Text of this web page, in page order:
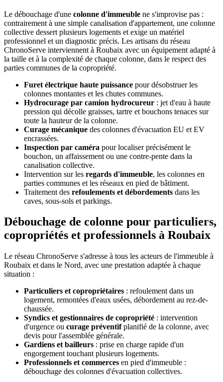
Le débouchage d'une colonne d'immeuble ne s'improvise pas :
contrairement à une simple canalisation d'appartement, une colonne
collective dessert plusieurs logements et exige un matériel
professionnel et un diagnostic précis. Les artisans du réseau
ChronoServe interviennent à Roubaix avec un équipement adapté à
la taille et à la complexité de chaque colonne, dans le respect des
parties communes de la copropriété.
Furet électrique haute puissance pour désobstruer les
colonnes montantes et les chutes communes.
Hydrocurage par camion hydrocureur : jet d'eau à haute
pression qui décolle graisses, tartre et bouchons tenaces sur
toute la hauteur de la colonne.
Curage mécanique des colonnes d'évacuation EU et EV
encrassées.
Inspection par caméra pour localiser précisément le
bouchon, un affaissement ou une contre-pente dans la
canalisation collective.
Intervention sur les regards d'immeuble, les colonnes en
parties communes et les réseaux en pied de bâtiment.
Traitement des refoulements et débordements dans les
caves, sous-sols et parkings.
Débouchage de colonne pour particuliers,
copropriétés et professionnels à Roubaix
Le réseau ChronoServe s'adresse à tous les acteurs de l'immeuble à
Roubaix et dans le Nord, avec une prestation adaptée à chaque
situation :
Particuliers et copropriétaires : refoulement dans un
logement, remontées d'eaux usées, débordement au rez-de-
chaussée.
Syndics et gestionnaires de copropriété : intervention
d'urgence ou curage préventifplanifié de la colonne, avec
devis pour l'assemblée générale.
Gardiens et bailleurs : prise en charge rapide d'un
engorgement touchant plusieurs logements.
Professionnels et commerces en pied d'immeuble :
débouchage des colonnes d'évacuation collectives.